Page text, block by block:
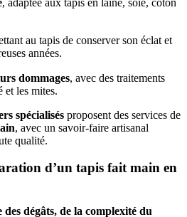
au tapis de conserver son éclat et
années.
dommages, avec des traitements
et les mites.
spécialisés proposent des services de
, avec un savoir-faire artisanal
qualité.
d’un tapis fait main en
des dégâts, de la complexité du